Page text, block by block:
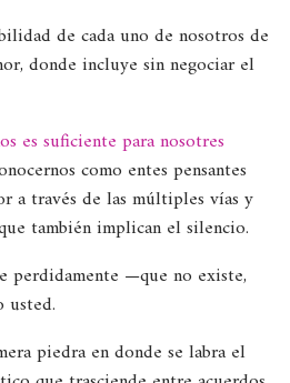
de cada uno de nosotros de
donde incluye sin negociar el
es suficiente para nosotres
como entes pensantes
a través de las múltiples vías y
también implican el silencio.
perdidamente —que no existe,
usted.
piedra en donde se labra el